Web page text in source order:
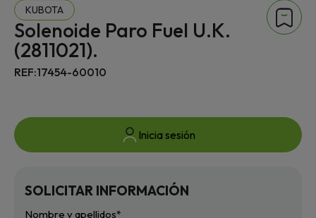
KUBOTA
Solenoide Paro Fuel U.K.
(2811021).
REF:17454-60010
Inicia sesión
SOLICITAR INFORMACIÓN